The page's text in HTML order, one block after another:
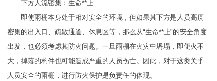
下方人流密集：生命**上
即使雨棚本身处于相对安全的环境，但如果其下方是人员高度
密集的出入口、疏散通道、休息区等，那么从“生命**上”的安全角度
出发，也必须考虑其防火问题。一旦雨棚在火灾中坍塌，即便火不
大，掉落的构件也可能造成严重的人员伤亡。因此，对于这类关乎
人员安全的雨棚，进行防火保护是负责任的体现。